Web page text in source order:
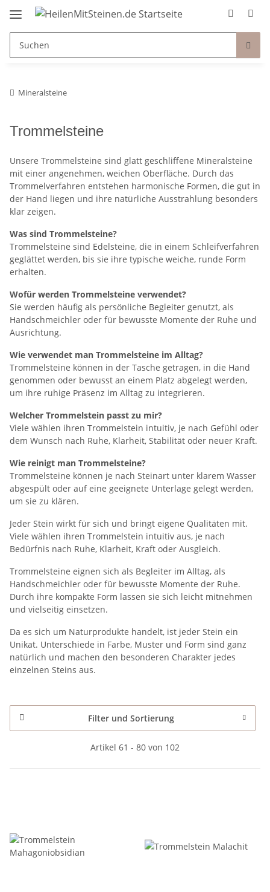
Mineralsteine
Trommelsteine
Unsere Trommelsteine sind glatt geschliffene Mineralsteine
mit einer angenehmen, weichen Oberfläche. Durch das
Trommelverfahren entstehen harmonische Formen, die gut in
der Hand liegen und ihre natürliche Ausstrahlung besonders
klar zeigen.
Was sind Trommelsteine?
Trommelsteine sind Edelsteine, die in einem Schleifverfahren
geglättet werden, bis sie ihre typische weiche, runde Form
erhalten.
Wofür werden Trommelsteine verwendet?
Sie werden häufig als persönliche Begleiter genutzt, als
Handschmeichler oder für bewusste Momente der Ruhe und
Ausrichtung.
Wie verwendet man Trommelsteine im Alltag?
Trommelsteine können in der Tasche getragen, in die Hand
genommen oder bewusst an einem Platz abgelegt werden,
um ihre ruhige Präsenz im Alltag zu integrieren.
Welcher Trommelstein passt zu mir?
Viele wählen ihren Trommelstein intuitiv, je nach Gefühl oder
dem Wunsch nach Ruhe, Klarheit, Stabilität oder neuer Kraft.
Wie reinigt man Trommelsteine?
Trommelsteine können je nach Steinart unter klarem Wasser
abgespült oder auf eine geeignete Unterlage gelegt werden,
um sie zu klären.
Jeder Stein wirkt für sich und bringt eigene Qualitäten mit.
Viele wählen ihren Trommelstein intuitiv aus, je nach
Bedürfnis nach Ruhe, Klarheit, Kraft oder Ausgleich.
Trommelsteine eignen sich als Begleiter im Alltag, als
Handschmeichler oder für bewusste Momente der Ruhe.
Durch ihre kompakte Form lassen sie sich leicht mitnehmen
und vielseitig einsetzen.
Da es sich um Naturprodukte handelt, ist jeder Stein ein
Unikat. Unterschiede in Farbe, Muster und Form sind ganz
natürlich und machen den besonderen Charakter jedes
einzelnen Steins aus.
Filter und Sortierung
Artikel 61 - 80 von 102